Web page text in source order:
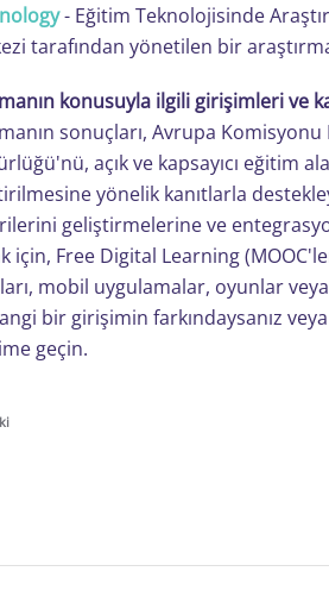
- Eğitim Teknolojisinde
tarafından yönetilen bir
konusuyla ilgili girişimleri ve
sonuçları, Avrupa
açık ve kapsayıcı eğitim
yönelik kanıtlarla
geliştirmelerine ve
için, Free Digital Learning
mobil uygulamalar, oyunlar
bir girişimin farkındaysanız
geçin.